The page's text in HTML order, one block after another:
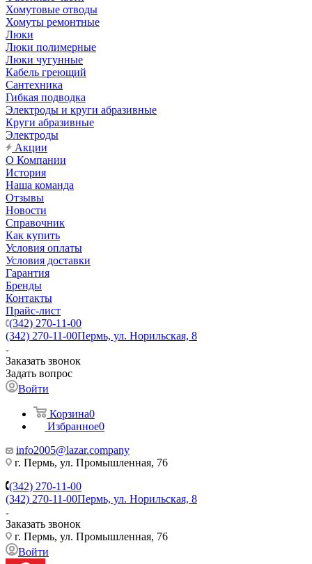
Хомутовые отводы
Хомуты ремонтные
Люки
Люки полимерные
Люки чугунные
Кабель греющий
Сантехника
Гибкая подводка
Электроды и круги абразивные
Круги абразивные
Электроды
Акции
О Компании
История
Наша команда
Отзывы
Новости
Справочник
Как купить
Условия оплаты
Условия доставки
Гарантия
Бренды
Контакты
Прайс-лист
(342) 270-11-00
(342) 270-11-00Пермь, ул. Норильская, 8
Заказать звонок
Задать вопрос
Войти
Корзина0
Избранное0
info2005@lazar.company
г. Пермь, ул. Промышленная, 76
(342) 270-11-00
(342) 270-11-00Пермь, ул. Норильская, 8
Заказать звонок
г. Пермь, ул. Промышленная, 76
Войти